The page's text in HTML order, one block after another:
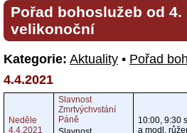
Pořad bohoslužeb od 4.
velikonoční
Kategorie: Aktuality • Pořad
4.4.2021
Neděle
4.4.2021
Slavnost
Zmrtvýchvstání
Páně
10:00, 9:30
a modl.